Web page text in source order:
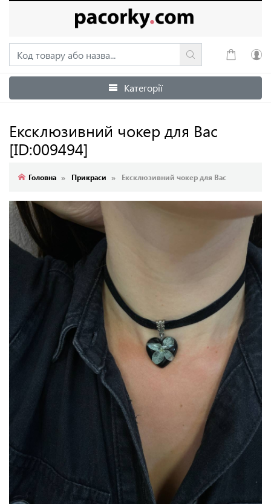
Увійти
Категорії
Ексклюзивний чокер для Вас
[ID:009494]
Головна Прикраси Ексклюзивний чокер для Вас